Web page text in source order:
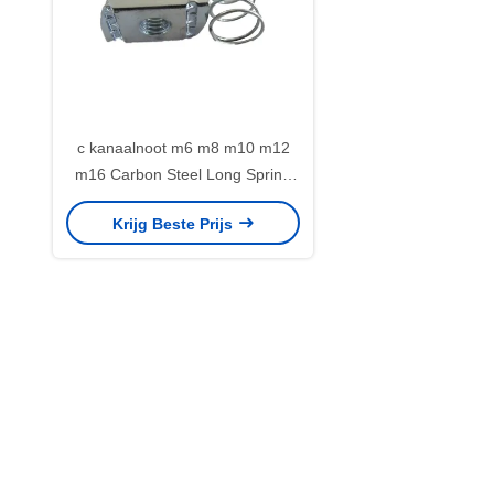
c kanaalnoot m6 m8 m10 m12
m16 Carbon Steel Long Spring
Wing Noot
Krijg Beste Prijs